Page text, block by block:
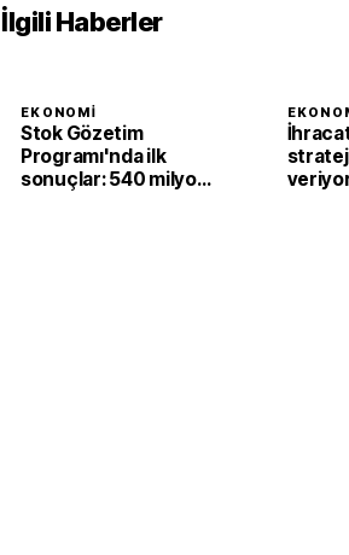
İlgili Haberler
EKONOMI
Stok Gözetim
Programı'nda ilk
sonuçlar: 540 milyon